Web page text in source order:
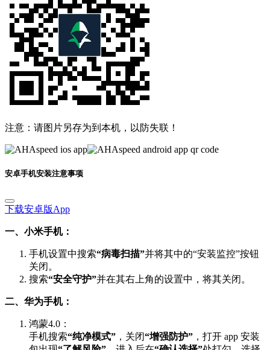
注意：请图片另存为到本机，以防失联！
安卓手机安装注意事项
下载安卓版App
一、小米手机：
手机设置中搜索 “病毒扫描”
并将其中的“安装监控”按钮
关闭。
搜索“安全守护” 并在其右上角的设置中，将其关闭。
二、华为手机：
鸿蒙4.0：
手机搜索 “纯净模式” ，关闭 “增强防护”
，打开 app 安装
包出现“了解风险” ，进入后在“确认选择” 处打勾，选择